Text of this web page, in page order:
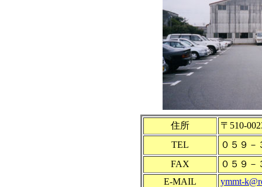
住所
〒510-
TEL
０５９－
FAX
０５９－
E-MAIL
ymmt-